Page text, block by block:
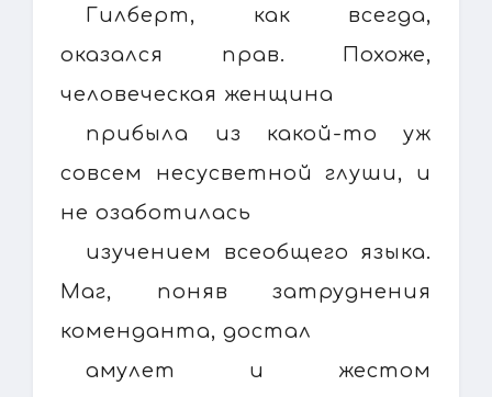
Гилберт, как всегда,
оказался прав. Похоже,
человеческая женщина
прибыла из какой-то уж
совсем несусветной глуши, и
не озаботилась
изучением всеобщего языка.
Маг, поняв затруднения
коменданта, достал
амулет и жестом